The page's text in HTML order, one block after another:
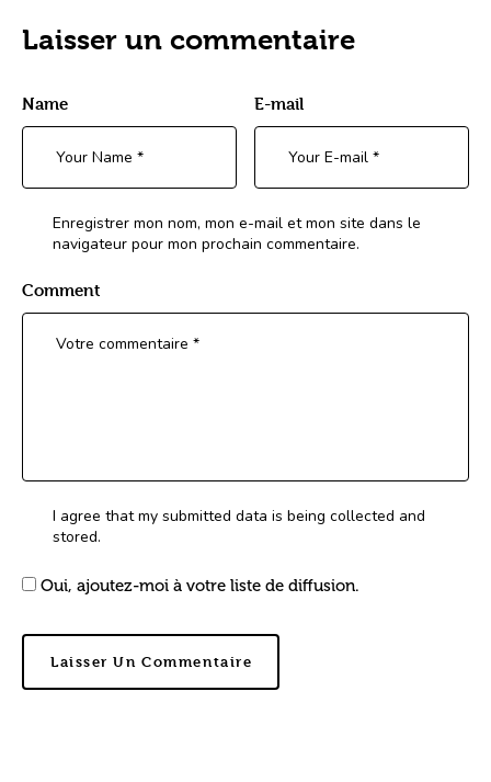
Laisser un commentaire
Name E-mail
Enregistrer mon nom, mon e-mail et mon site dans le
navigateur pour mon prochain commentaire.
Comment
I agree that my submitted data is being collected and
stored.
Oui, ajoutez-moi à votre liste de diffusion.